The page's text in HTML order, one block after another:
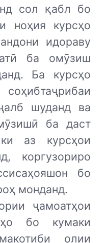
сол қабл бо
ноҳия курсҳо
идораву
ба омӯзиш
Ба курсҳо
шуданд ва
ба даст
аз курсҳои
коргузориро
бо
монданд.
ҷамоатҳои
бо кумаки
олии